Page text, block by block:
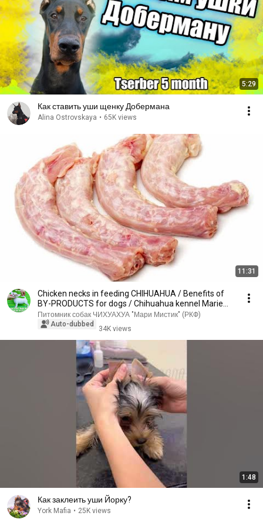
5:29
Как ставить уши щенку Добермана
Alina Ostrovskaya • 65K views
11:31
Chicken necks in feeding CHIHUAHUA / Benefits of
BY-PRODUCTS for dogs / Chihuahua kennel Marie
My...
Питомник собак ЧИХУАХУА "Мари Мистик" (РКФ)
Auto-dubbed
34K views
1:48
Как заклеить уши Йорку?
York Mafia • 25K views